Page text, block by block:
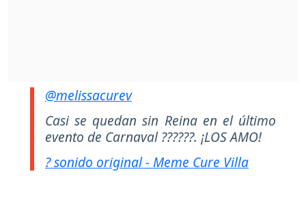
@melissacurev
Casi se quedan sin Reina en el último
evento de Carnaval ??????. ¡LOS AMO!
? sonido original - Meme Cure Villa